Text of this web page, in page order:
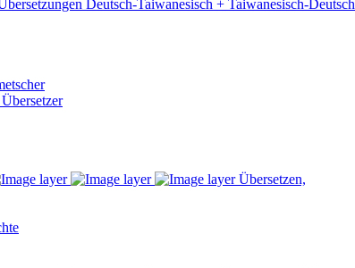
Deutsch-Taiwanesisch + Taiwanesisch-Deutsch
Übersetzen,